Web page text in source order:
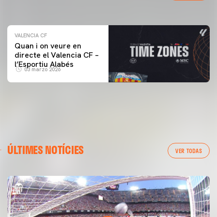
VALENCIA CF
Quan i on veure en
directe el Valencia CF –
l’Esportiu Alabés
03 marzo 2026
ÚLTIMES NOTÍCIES VER TODAS